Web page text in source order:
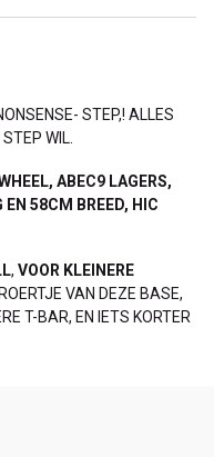
STEP,! ALLES
STEP WIL.
ABEC9 LAGERS,
58CM BREED, HIC
, VOOR KLEINERE
VAN DEZE BASE,
T-BAR, EN IETS KORTER